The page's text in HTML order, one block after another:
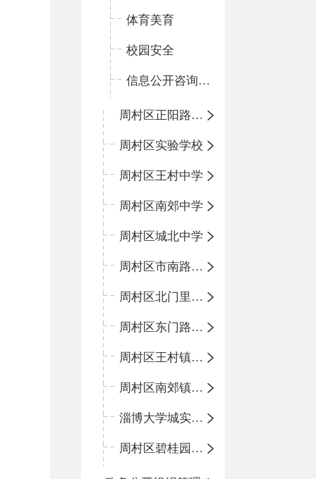
体育美育
校园安全
信息公开咨询指南
周村区正阳路小学
周村区实验学校
周村区王村中学
周村区南郊中学
周村区城北中学
周村区市南路小学
周村区北门里小学
周村区东门路小学
周村区王村镇中心学校
周村区南郊镇中心小学
淄博大学城实验中学
周村区碧桂园小学